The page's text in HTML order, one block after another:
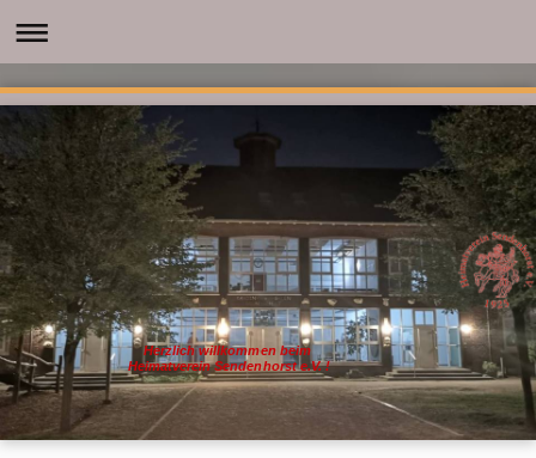
Herzlich willkommen beim
Heimatverein Sendenhorst e.V. !